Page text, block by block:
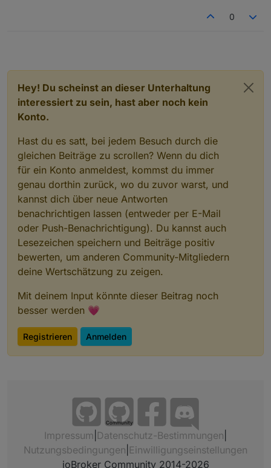
0
Hey! Du scheinst an dieser Unterhaltung
interessiert zu sein, hast aber noch kein
Konto.
Hast du es satt, bei jedem Besuch durch die
gleichen Beiträge zu scrollen? Wenn du dich
für ein Konto anmeldest, kommst du immer
genau dorthin zurück, wo du zuvor warst, und
kannst dich über neue Antworten
benachrichtigen lassen (entweder per E-Mail
oder Push-Benachrichtigung). Du kannst auch
Lesezeichen speichern und Beiträge positiv
bewerten, um anderen Community-Mitgliedern
deine Wertschätzung zu zeigen.
Mit deinem Input könnte dieser Beitrag noch
besser werden 💗
Registrieren Anmelden
Community
Impressum Datenschutz-Bestimmungen
Nutzungsbedingungen Einwilligungseinstellungen
ioBroker Community 2014-2026